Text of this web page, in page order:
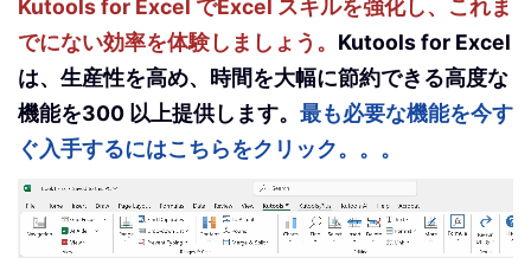
Kutools for Excel でExcel スキルを強化し、これま
でにない効率を体験しましょう。 Kutools for Excel
は、生産性を高め、時間を大幅に節約できる高度な
機能を300 以上提供します。 最も必要な機能を今す
ぐ入手するにはこちらをクリック。。。